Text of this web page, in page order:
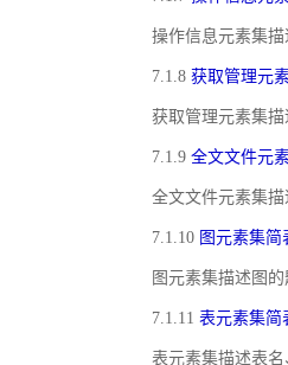
操作信息元素集
7.1.8 获取管理元
获取管理元素集
7.1.9 全文文件元
全文文件元素集
7.1.10 图元素集简
图元素集描述图
7.1.11 表元素集简
表元素集描述表